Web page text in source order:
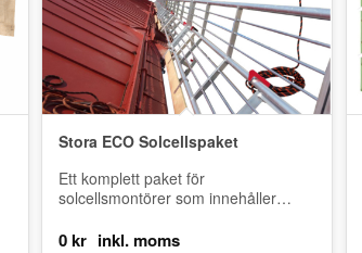
Stora ECO Solcellspaket
Ett komplett paket för
solcellsmontörer som innehåller
ankarpunkter och temporär livlina.
0kr